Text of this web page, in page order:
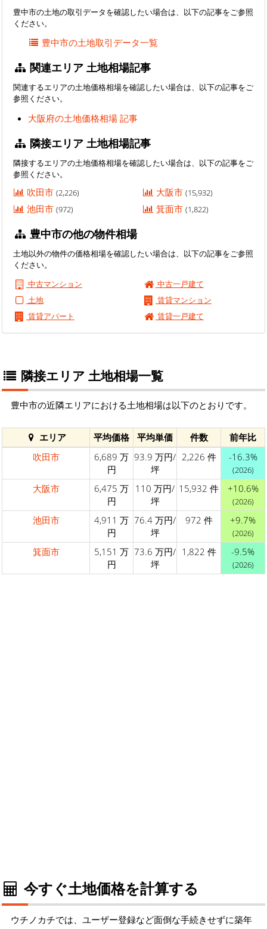
豊中市の土地の取引データを確認したい場合は、以下の記事をご参照
ください。
豊中市の土地取引データ一覧
関連エリア 土地相場記事
関連するエリアの土地価格相場を確認したい場合は、以下の記事をご
参照ください。
大阪府の土地価格相場 記事
隣接エリア 土地相場記事
隣接するエリアの土地価格相場を確認したい場合は、以下の記事をご
参照ください。
吹田市(2,226) 大阪市(15,932)
池田市(972) 箕面市(1,822)
豊中市の他の物件相場
土地以外の物件の価格相場を確認したい場合は、以下の記事をご参照
ください。
中古マンション
中古一戸建て
土地
賃貸マンション
賃貸アパート
賃貸一戸建て
隣接エリア 土地相場一覧
豊中市の近隣エリアにおける土地相場は以下のとおりです。
エリア 平均価格 平均単価 件数
前年比
吹田市
6,689 万
円
93.9 万円/
坪
2,226 件 -16.3%
(2026)
大阪市
6,475 万
円
110 万円/
坪
15,932 件 +10.6%
(2026)
池田市
4,911 万
円
76.4 万円/
坪
972 件 +9.7%
(2026)
箕面市
5,151 万
円
73.6 万円/
坪
1,822 件 -9.5%
(2026)
今すぐ土地価格を計算する
ウチノカチでは、ユーザー登録など面倒な手続きせずに築年